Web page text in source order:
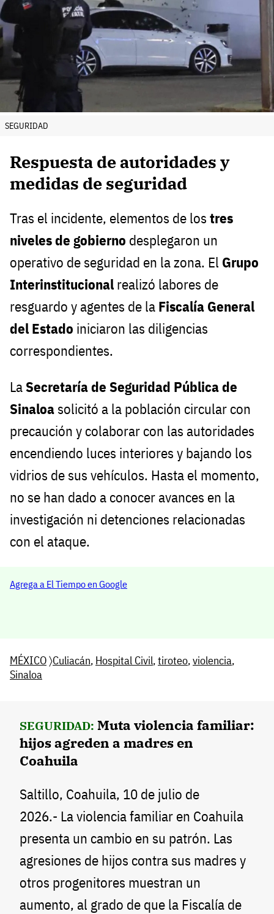
SEGURIDAD
Respuesta de autoridades y
medidas de seguridad
Tras el incidente, elementos de los tres
niveles de gobierno desplegaron un
operativo de seguridad en la zona. El Grupo
Interinstitucional realizó labores de
resguardo y agentes de la Fiscalía General
del Estado iniciaron las diligencias
correspondientes.
LaSecretaría de Seguridad Pública de
Sinaloa solicitó a la población circular con
precaución y colaborar con las autoridades
encendiendo luces interiores y bajando los
vidrios de sus vehículos. Hasta el momento,
no se han dado a conocer avances en la
investigación ni detenciones relacionadas
con el ataque.
Agrega a El Tiempo en Google
MÉXICO〉Culiacán, Hospital Civil,tiroteo,violencia,
Sinaloa
SEGURIDAD: Muta violencia familiar:
hijos agreden a madres en
Coahuila
Saltillo, Coahuila, 10 de julio de
2026.- La violencia familiar en Coahuila
presenta un cambio en su patrón. Las
agresiones de hijos contra sus madres y
otros progenitores muestran un
aumento, al grado de que la Fiscalía de